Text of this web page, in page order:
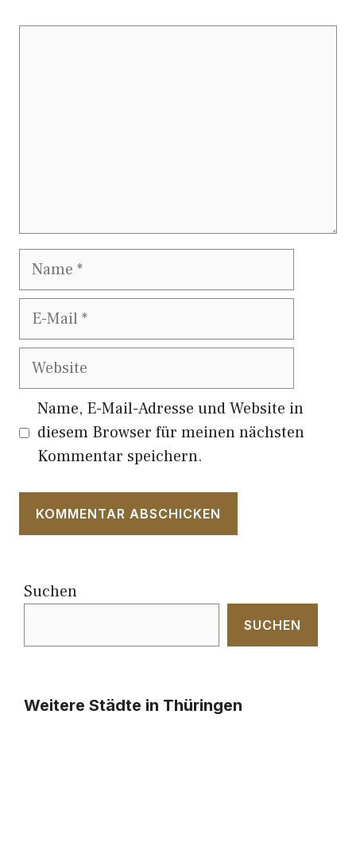
Name
E-
Website
Name, E-Mail-Adresse und Website in
diesem Browser für meinen nächsten
Kommentar speichern.
Suchen
SUCHEN
Weitere Städte in Thüringen